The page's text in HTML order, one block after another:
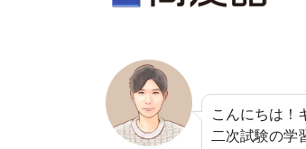
こんにちは！
二次試験の学